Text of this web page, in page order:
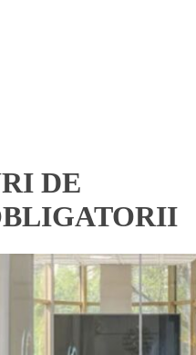
DE